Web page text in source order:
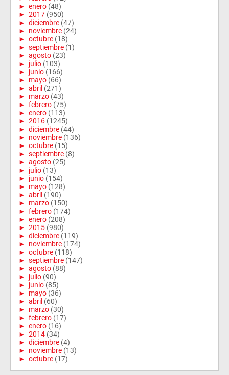
► enero (48)
► 2017 (950)
► diciembre (47)
► noviembre (24)
► octubre (18)
► septiembre (1)
► agosto (23)
► julio (103)
► junio (166)
► mayo (66)
► abril (271)
► marzo (43)
► febrero (75)
► enero (113)
► 2016 (1245)
► diciembre (44)
► noviembre (136)
► octubre (15)
► septiembre (8)
► agosto (25)
► julio (13)
► junio (154)
► mayo (128)
► abril (190)
► marzo (150)
► febrero (174)
► enero (208)
► 2015 (980)
► diciembre (119)
► noviembre (174)
► octubre (118)
► septiembre (147)
► agosto (88)
► julio (90)
► junio (85)
► mayo (36)
► abril (60)
► marzo (30)
► febrero (17)
► enero (16)
► 2014 (34)
► diciembre (4)
► noviembre (13)
► octubre (17)